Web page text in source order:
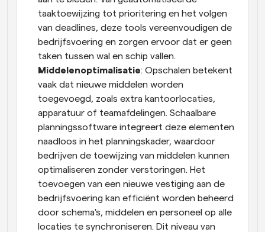
taaktoewijzing tot prioritering en het volgen
van deadlines, deze tools vereenvoudigen de
bedrijfsvoering en zorgen ervoor dat er geen
taken tussen wal en schip vallen.
Middelenoptimalisatie: Opschalen betekent
vaak dat nieuwe middelen worden
toegevoegd, zoals extra kantoorlocaties,
apparatuur of teamafdelingen. Schaalbare
planningssoftware integreert deze elementen
naadloos in het planningskader, waardoor
bedrijven de toewijzing van middelen kunnen
optimaliseren zonder verstoringen. Het
toevoegen van een nieuwe vestiging aan de
bedrijfsvoering kan efficiënt worden beheerd
door schema's, middelen en personeel op alle
locaties te synchroniseren. Dit niveau van